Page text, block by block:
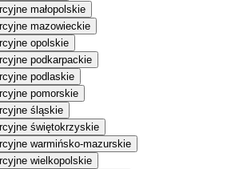
małopolskie
mazowieckie
opolskie
podkarpackie
podlaskie
pomorskie
śląskie
świętokrzyskie
warmińsko-mazurskie
wielkopolskie